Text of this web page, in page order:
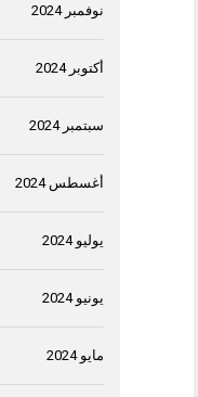
نوفمبر 2024
أكتوبر 2024
سبتمبر 2024
أغسطس 2024
يوليو 2024
يونيو 2024
مايو 2024